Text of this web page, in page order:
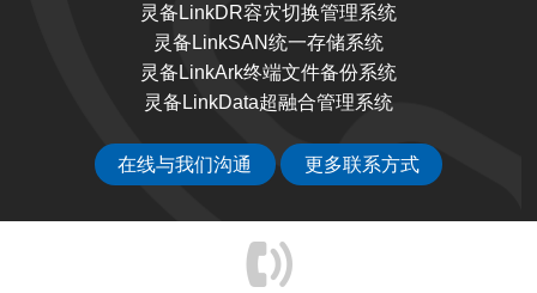
灵备LinkDR容灾切换管理系统
灵备LinkSAN统一存储系统
灵备LinkArk终端文件备份系统
灵备LinkData超融合管理系统
在线与我们沟通 更多联系方式